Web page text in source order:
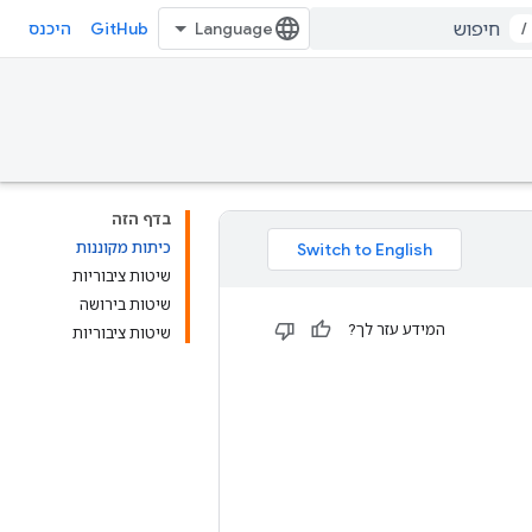
/
GitHub היכנס
בדף הזה
כיתות מקוננות
שיטות ציבוריות
שיטות בירושה
שיטות ציבוריות
המידע עזר לך?